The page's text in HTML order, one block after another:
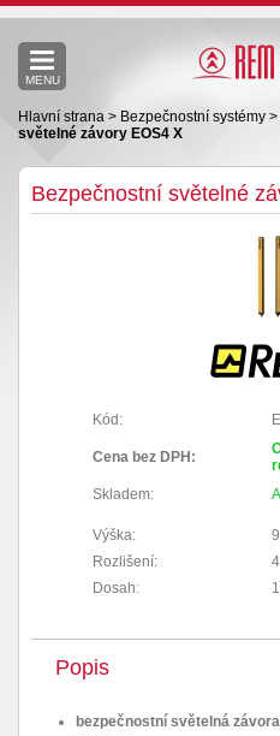
MENU
Hlavní strana > Bezpečnostní systémy >
světelné závory EOS4 X
Bezpečnostní světelné
Kód:
Cena bez DPH:
Skladem:
Výška:
Rozlišení:
Dosah:
Popis
bezpečnostní světelná